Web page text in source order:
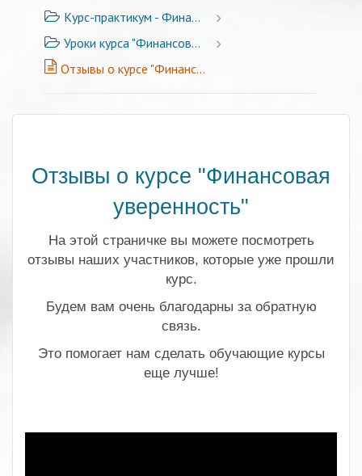
Курс-практикум - Финансовая Уверенность 3.0 - 17 уроков + Бонусы
Уроки курса "Финансовая уверенность 3.0"
Отзывы о курсе "Финансовая уверенность"
Отзывы о курсе "Финансовая
уверенность"
На этой страничке вы можете посмотреть
отзывы наших участников, которые уже прошли
курс.
Будем вам очень благодарны за обратную
связь.
Это помогает нам сделать обучающие курсы
еще лучше!